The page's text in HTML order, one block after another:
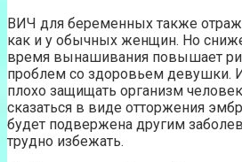
ВИЧ для беременных также
как и у обычных женщин. Но
время вынашивания повышает
проблем со здоровьем девушки.
плохо защищать организм
сказаться в виде отторжения
будет подвержена другим
трудно избежать.